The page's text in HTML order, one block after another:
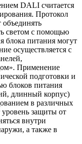
DALI считается
Протокол
светом с помощью
блока питания могут
осуществляется с
Применение
подготовки и
блоков питания
длинный корпус)
в различных
защиты от
внутри
а также в